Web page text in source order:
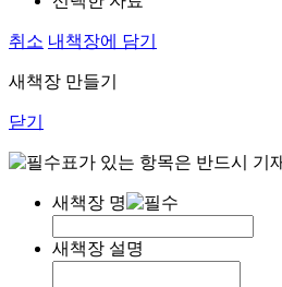
취소 내책장에 담기
새책장 만들기
닫기
표가 있는 항목은 반드시 기
새책장 명
새책장 설명